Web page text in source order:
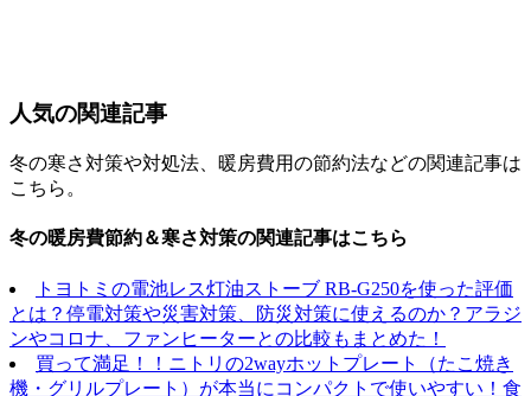
人気の関連記事
冬の寒さ対策や対処法、暖房費用の節約法などの関連記事は
こちら。
冬の暖房費節約＆寒さ対策の関連記事はこちら
トヨトミの電池レス灯油ストーブ RB-G250を使った評価
とは？停電対策や災害対策、防災対策に使えるのか？アラジ
ンやコロナ、ファンヒーターとの比較もまとめた！
買って満足！！ニトリの2wayホットプレート（たこ焼き
機・グリルプレート）が本当にコンパクトで使いやすい！食